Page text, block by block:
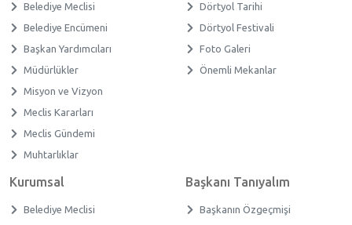
Belediye Meclisi
Belediye Encümeni
Başkan Yardımcıları
Müdürlükler
Misyon ve Vizyon
Meclis Kararları
Meclis Gündemi
Muhtarlıklar
Dörtyol Tarihi
Dörtyol Festivali
Foto Galeri
Önemli Mekanlar
Kurumsal
Belediye Meclisi
Başkanı Tanıyalım
Başkanın Özgeçmişi